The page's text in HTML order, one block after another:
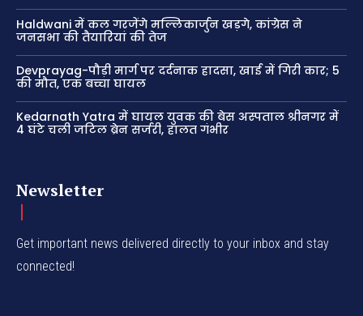
Haldwani में कल गरजेंगे मल्लिकार्जुन खड़गे, कांग्रेस ने
जनसभा की तैयारियां की तेज
Devprayag-पौड़ी मार्ग पर दर्दनाक हादसा, खाई में गिरी कार; 5
की मौत, एक बच्चा घायल
Kedarnath Yatra में घायल युवक की बेस अस्पताल श्रीनगर में
4 घंटे चली जटिल ब्रेन सर्जरी, हालत गंभीर
Newsletter
Get important news delivered directly to your inbox and stay
connected!